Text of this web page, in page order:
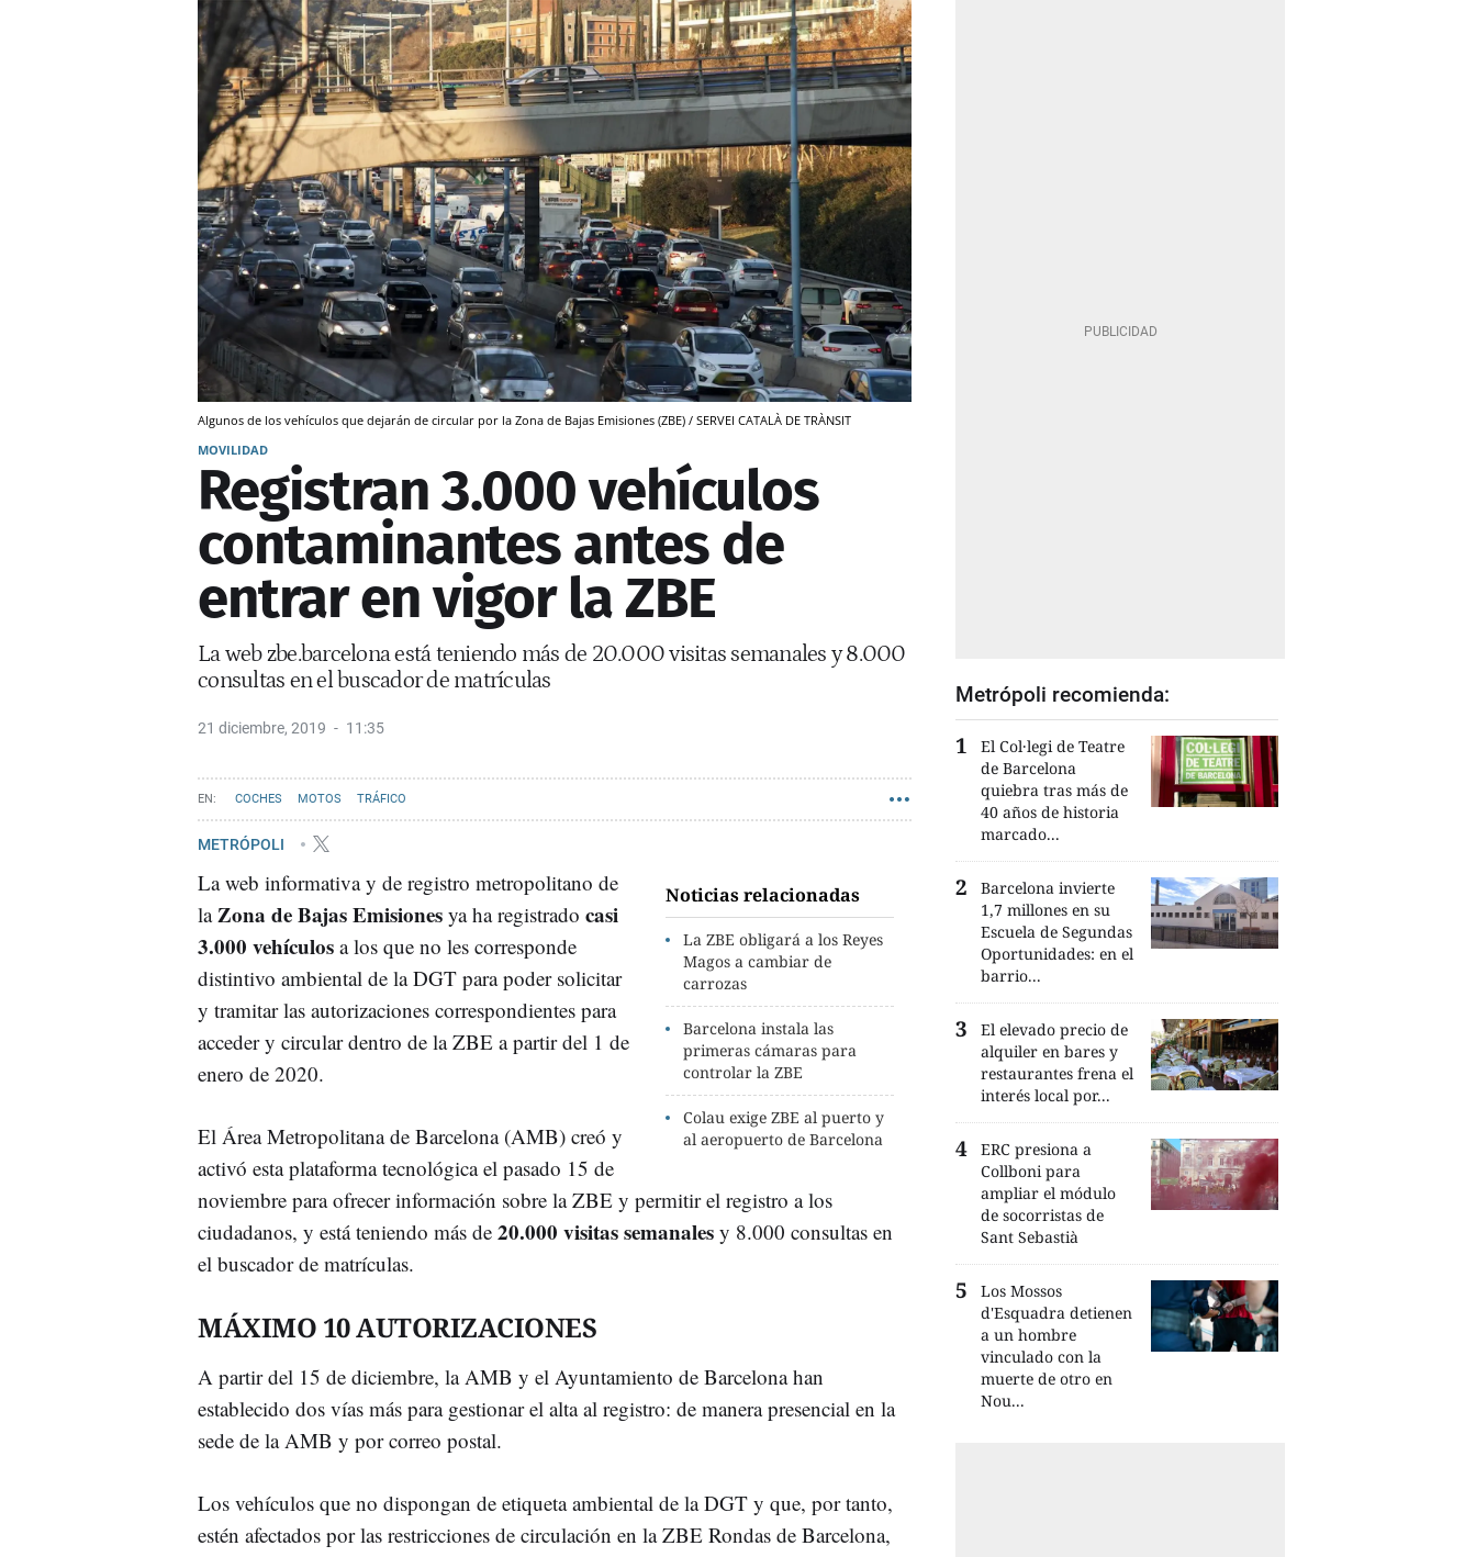
Algunos de los vehículos que dejarán de circular por la Zona de Bajas Emisiones (ZBE) / SERVEI CATALÀ DE TRÀNSIT
MOVILIDAD
Registran 3.000 vehículos
contaminantes antes de
entrar en vigor la ZBE
La web zbe.barcelona está teniendo más de 20.000 visitas semanales y 8.000
consultas en el buscador de matrículas
21 diciembre, 2019 11:35
COCHES MOTOS TRÁFICO
METRÓPOLI
Noticias relacionadas
La ZBE obligará a los Reyes
Magos a cambiar de
carrozas
Barcelona instala las
primeras cámaras para
controlar la ZBE
Colau exige ZBE al puerto y
al aeropuerto de Barcelona
La web informativa y de registro metropolitano de
laZona de Bajas Emisiones ya ha registrado casi
3.000 vehículos a los que no les corresponde
distintivo ambiental de la DGT para poder solicitar
y tramitar las autorizaciones correspondientes para
acceder y circular dentro de la ZBE a partir del 1 de
enero de 2020.
El Área Metropolitana de Barcelona (AMB) creó y
activó esta plataforma tecnológica el pasado 15 de
noviembre para ofrecer información sobre la ZBE y permitir el registro a los
ciudadanos, y está teniendo más de 20.000 visitas semanales y 8.000 consultas en
el buscador de matrículas.
MÁXIMO 10 AUTORIZACIONES
A partir del 15 de diciembre, la AMB y el Ayuntamiento de Barcelona han
establecido dos vías más para gestionar el alta al registro: de manera presencial en la
sede de la AMB y por correo postal.
Los vehículos que no dispongan de etiqueta ambiental de la DGT y que, por tanto,
estén afectados por las restricciones de circulación en la ZBE Rondas de Barcelona,
Metrópoli recomienda:
El Col·legi de Teatre
de Barcelona
quiebra tras más de
40 años de historia
marcado...
Barcelona invierte
1,7 millones en su
Escuela de Segundas
Oportunidades: en el
barrio...
El elevado precio de
alquiler en bares y
restaurantes frena el
interés local por...
ERC presiona a
Collboni para
ampliar el módulo
de socorristas de
Sant Sebastià
Los Mossos
d'Esquadra detienen
a un hombre
vinculado con la
muerte de otro en
Nou...